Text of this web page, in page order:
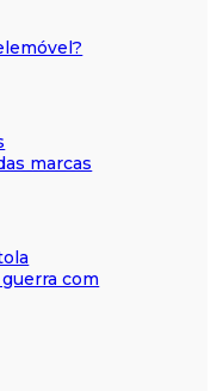
marcas
com